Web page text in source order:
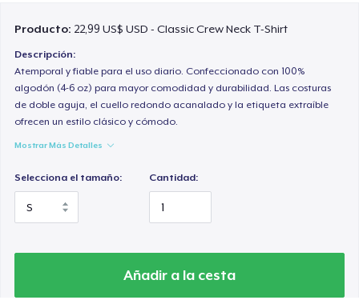
Producto: 22,99 US$ USD - Classic Crew Neck T-Shirt
Descripción:
Atemporal y fiable para el uso diario. Confeccionado con 100%
algodón (4-6 oz) para mayor comodidad y durabilidad. Las costuras
de doble aguja, el cuello redondo acanalado y la etiqueta extraíble
ofrecen un estilo clásico y cómodo.
Mostrar Más Detalles
Selecciona el tamaño: Cantidad:
Añadir a la cesta